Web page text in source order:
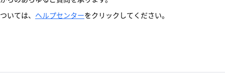
いては、 ヘルプセンターをクリックしてください。